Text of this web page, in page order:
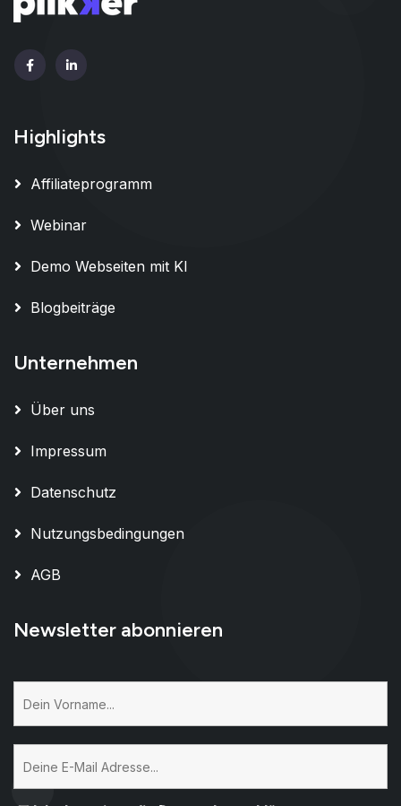
Highlights
Affiliateprogramm
Webinar
Demo Webseiten mit KI
Blogbeiträge
Unternehmen
Über uns
Impressum
Datenschutz
Nutzungsbedingungen
AGB
Newsletter abonnieren